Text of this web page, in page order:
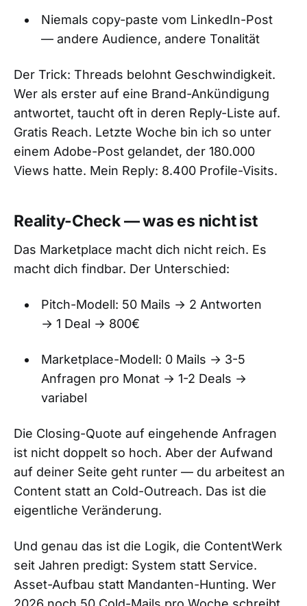
Niemals copy-paste vom LinkedIn-Post
— andere Audience, andere Tonalität
Der Trick: Threads belohnt Geschwindigkeit.
Wer als erster auf eine Brand-Ankündigung
antwortet, taucht oft in deren Reply-Liste auf.
Gratis Reach. Letzte Woche bin ich so unter
einem Adobe-Post gelandet, der 180.000
Views hatte. Mein Reply: 8.400 Profile-Visits.
Reality-Check — was es nicht ist
Das Marketplace macht dich nicht reich. Es
macht dich findbar. Der Unterschied:
Pitch-Modell: 50 Mails → 2 Antworten
→ 1 Deal → 800€
Marketplace-Modell: 0 Mails → 3-5
Anfragen pro Monat → 1-2 Deals →
variabel
Die Closing-Quote auf eingehende Anfragen
ist nicht doppelt so hoch. Aber der Aufwand
auf deiner Seite geht runter — du arbeitest an
Content statt an Cold-Outreach. Das ist die
eigentliche Veränderung.
Und genau das ist die Logik, die ContentWerk
seit Jahren predigt: System statt Service.
Asset-Aufbau statt Mandanten-Hunting. Wer